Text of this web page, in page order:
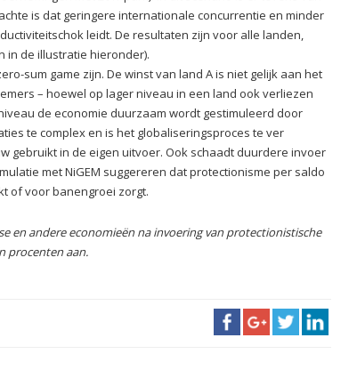
is dat geringere internationale concurrentie en minder
leidt. De resultaten zijn voor alle landen,
in de illustratie hieronder).
sum game zijn. De winst van land A is niet gelijk aan het
– hoewel op lager niveau in een land ook verliezen
de economie duurzaam wordt gestimuleerd door
te complex en is het globaliseringsproces te ver
gebruikt in de eigen uitvoer. Ook schaadt duurdere invoer
met NiGEM suggereren dat protectionisme per saldo
of voor banengroei zorgt.
en andere economieën na invoering van protectionistische
procenten aan.